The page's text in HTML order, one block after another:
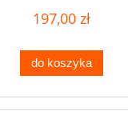
197,00 zł
do koszyka